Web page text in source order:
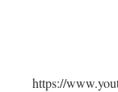
https://